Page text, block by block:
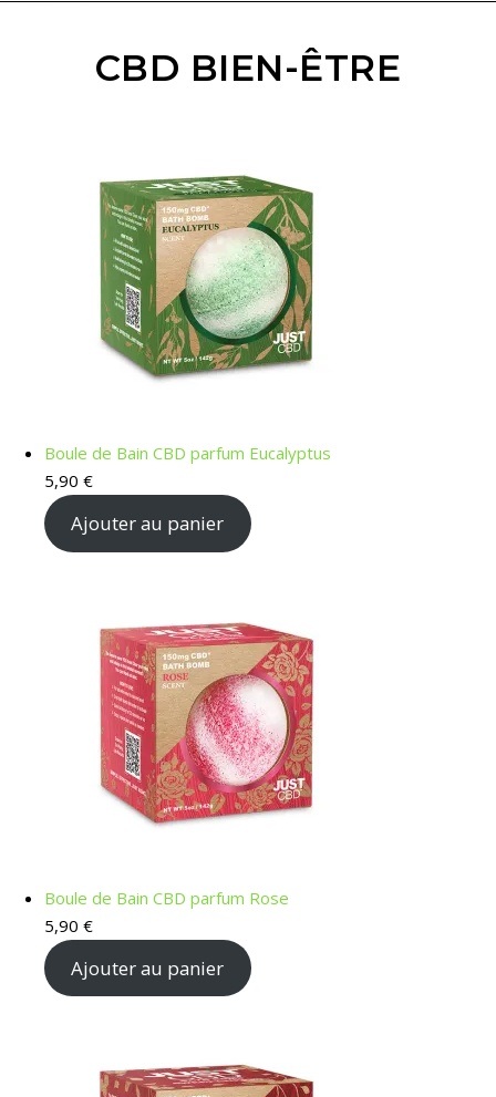
CBD BIEN-ÊTRE
Boule de Bain CBD parfum Eucalyptus
5,90 €
Ajouter au panier
Boule de Bain CBD parfum Rose
5,90 €
Ajouter au panier